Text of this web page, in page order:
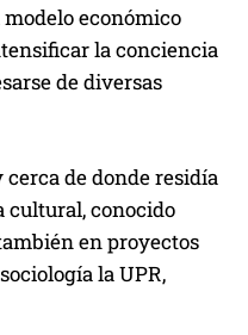
económico
la conciencia
de diversas
cerca de donde residía
cultural, conocido
en proyectos
la UPR,